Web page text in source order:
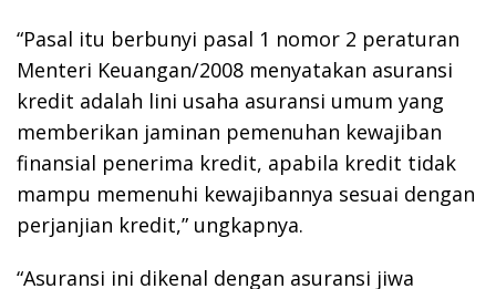
“Pasal itu berbunyi pasal 1 nomor 2 peraturan
Menteri Keuangan/2008 menyatakan asuransi
kredit adalah lini usaha asuransi umum yang
memberikan jaminan pemenuhan kewajiban
finansial penerima kredit, apabila kredit tidak
mampu memenuhi kewajibannya sesuai dengan
perjanjian kredit,” ungkapnya.
“Asuransi ini dikenal dengan asuransi jiwa